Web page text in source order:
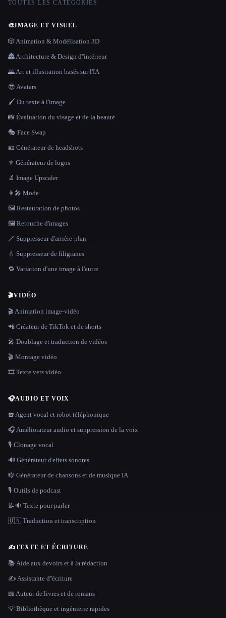
TOUTES LES CATÉGORIES
🎨IMAGE ET VISUEL
🎲 Animation & Modélisation 3D
🏯 Architecture & Design d''intérieur
🌄 Art et illustration basés sur l'IA
😎 Avatars
🖌️ Du texte à l'image
📸 Évaluation du visage et de la beauté
🎭 Face Swap
🪪 Générateur de headshots
⚜️ Générateur de logos
🔬 Image Upscaler
👩‍🎤 Mode
🖼️ Restauration de photos
🖼️ Retouche d'images
🪄 Suppresseur d'arrière-plan
💧 Suppresseur de filigranes
🔁 Variation d'une image à l'autre
🎬VIDÉO
🎬 Animation image-vidéo
📲 Créateur de TikTok et de shorts
🎤 Doublage et traduction de vidéos
🎬 Montage vidéo
🎞️ Texte vers vidéo
🎧AUDIO ET VOIX
☎️ Agent vocal et robot téléphonique
🎧 Améliorateur audio et suppression de la voix
🎙️ Clonage vocal
🔊 Générateur d'effets sonores
🎼 Générateur de chansons et de musique IA
🎙️ Outils de podcast
📝🔉 Texte pour parler
🇺🇳 Traduction et transcription
✍️TEXTE ET ÉCRITURE
📚 Aide aux devoirs et à la rédaction
✍️ Assistante d''écriture
📖 Auteur de livres et de romans
💡 Bibliothèque et ingénierie rapides